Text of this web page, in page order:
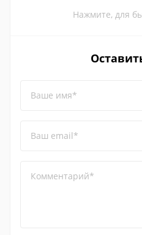
Нажмите, для
Ваше имя*
Ваш email*
Комментарий*